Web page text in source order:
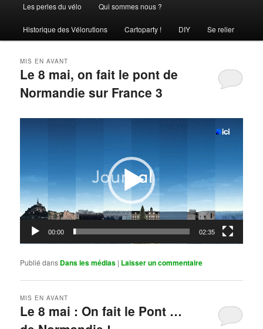
principal
Les perles du vélo Qui sommes nous ?
Historique des Vélorutions Cartoparty ! DIY Se relier
Le 8 mai, on fait le pont de
Normandie sur France 3
MIS EN AVANT
00:00 02:35
Publié dans Dans les médias | Laisser un commentaire
Le 8 mai : On fait le Pont …
MIS EN AVANT